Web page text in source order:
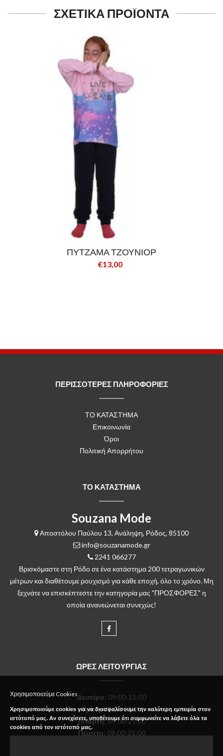
ΣΧΕΤΙΚΑ ΠΡΟΪΟΝΤΑ
ΠΥΤΖΑΜΑ ΤΖΟΥΝΙΟΡ
€13,00
ΠΕΡΙΣΣΟΤΕΡΕΣ ΠΛΗΡΟΦΟΡΙΕΣ
ΤΟ ΚΑΤΑΣΤΗΜΑ
Επικοινωνία
Όροι
Πολιτική Απορρήτου
ΤΟ ΚΑΤΑΣΤΗΜΑ
Souzana Mode
Αποστόλου Παύλου 13, Ανάληψη, Ρόδος, 85100
info@souzanamode.gr
2241 066277
Βρισκόμαστε στη Ρόδο σε ένα κατάστημα 200 τετραγωνικών
μέτρων και διαθέτουμε ρουχισμό για κάθε εποχή, όλο το χρόνο. Μη
ξεχνάτε να επισκέπτεστε την κατηγορία μας "ΠΡΟΣΦΟΡΕΣ" η
οποία ανανεώνεται συνεχώς!
ΩΡΕΣ ΛΕΙΤΟΥΡΓΙΑΣ
Δευτέρα: 09:00-21:00
Τρίτη:09:00-21:00
Τετάρτη:09:00-21:00
Πέμπτη: 09:00-21:00
Χρησιμοποιούμε Cookies
Χρησιμοποιούμε cookies για να διασφαλίσουμε την καλύτερη εμπειρία στον
ιστότοπό μας. Αν συνεχίσετε, υποθέτουμε ότι συμφωνείτε να λάβετε όλα τα
cookies από τον ιστότοπό μας.